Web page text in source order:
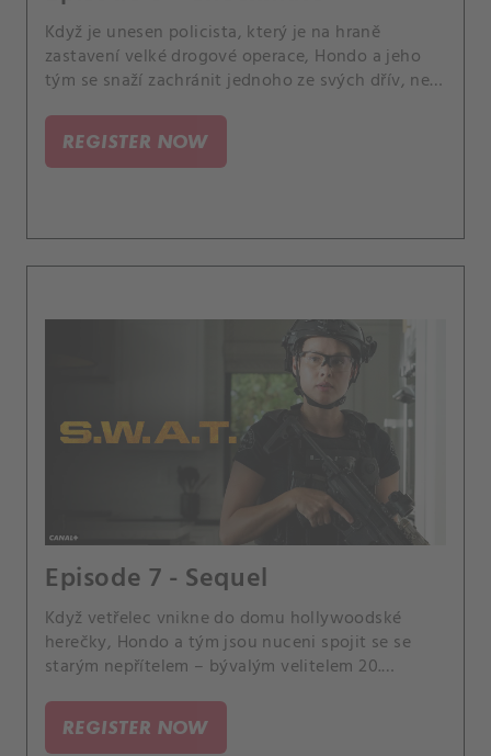
Když je unesen policista, který je na hraně
zastavení velké drogové operace, Hondo a jeho
tým se snaží zachránit jednoho ze svých dřív, než
změnami v Hicksově chování.
REGISTER NOW
Episode 7 - Sequel
Když vetřelec vnikne do domu hollywoodské
herečky, Hondo a tým jsou nuceni spojit se se
starým nepřítelem – bývalým velitelem 20.
nebezpečného zločince, který se nezastaví před
ničím, aby dostal, co chce.
REGISTER NOW